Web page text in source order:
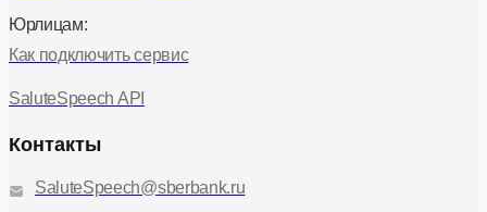
Юрлицам:
Как подключить сервис
SaluteSpeech API
Контакты
SaluteSpeech@sberbank.ru